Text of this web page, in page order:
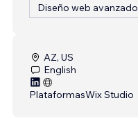
Diseño web avanzado
AZ, US
English
PlataformasWix Studio